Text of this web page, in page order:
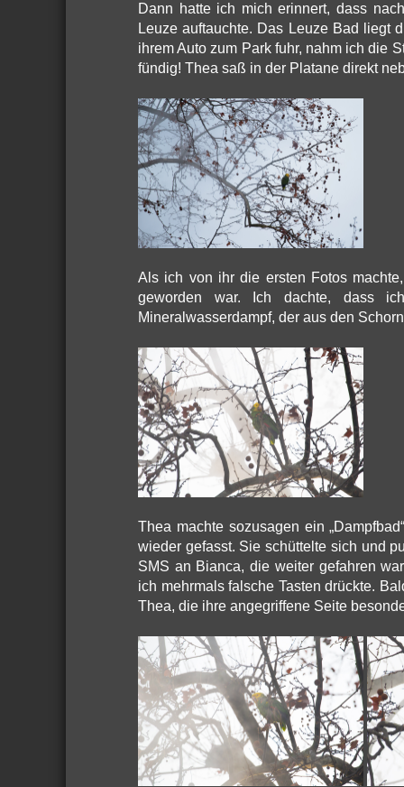
Dann hatte ich mich erinnert, dass
Leuze auftauchte. Das Leuze Bad liegt
ihrem Auto zum Park fuhr, nahm ich die
fündig! Thea saß in der Platane direkt
Als ich von ihr die ersten Fotos
geworden war. Ich dachte, dass
Mineralwasserdampf, der aus den
Thea machte sozusagen ein
wieder gefasst. Sie schüttelte sich und
SMS an Bianca, die weiter gefahren
ich mehrmals falsche Tasten drückte.
Thea, die ihre angegriffene Seite